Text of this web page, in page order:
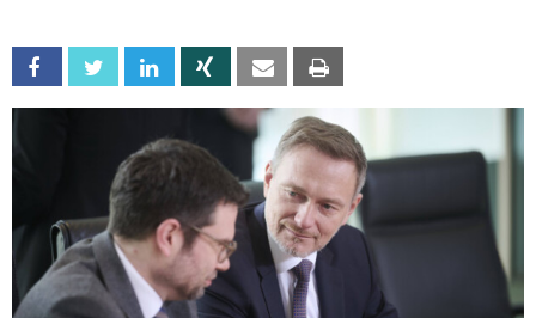
Facebook Twitter Linkedin Xing Email